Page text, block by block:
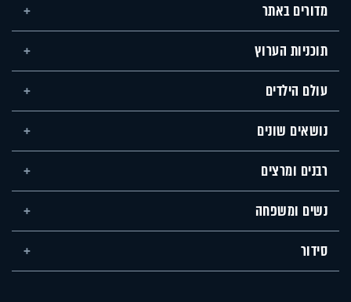
מדורים באתר
תוכניות הערוץ
עולם הילדים
נושאים שונים
רבנים ומרצים
נשים ומשפחה
סידור